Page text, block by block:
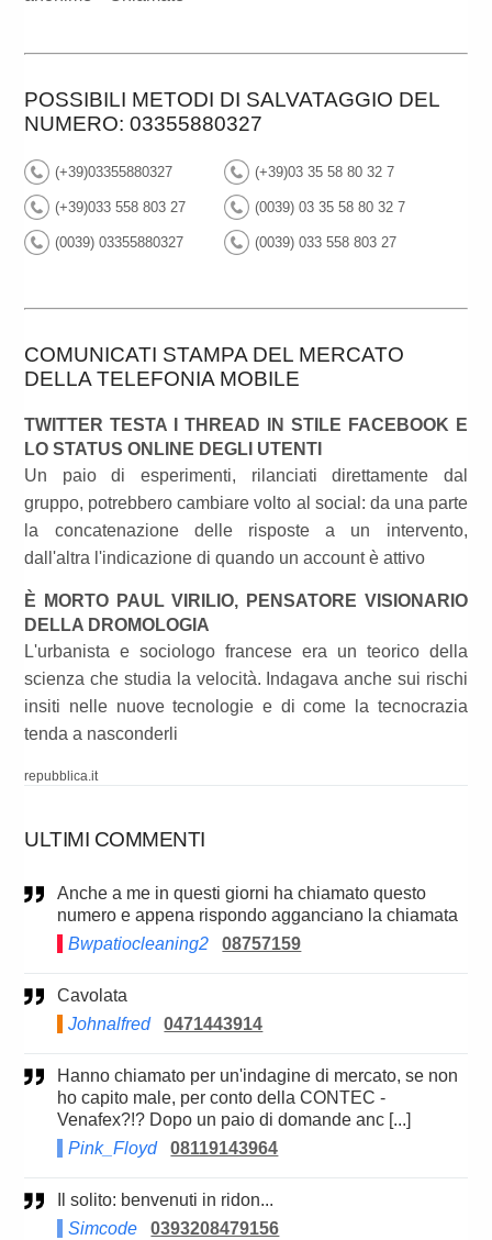
POSSIBILI METODI DI SALVATAGGIO DEL
NUMERO: 03355880327
(+39)03355880327 (+39)03 35 58 80 32 7
(+39)033 558 803 27 (0039) 03 35 58 80 32 7
(0039) 03355880327 (0039) 033 558 803 27
COMUNICATI STAMPA DEL MERCATO
DELLA TELEFONIA MOBILE
TWITTER TESTA I THREAD IN STILE FACEBOOK E
LO STATUS ONLINE DEGLI UTENTI
Un paio di esperimenti, rilanciati direttamente dal
gruppo, potrebbero cambiare volto al social: da una parte
la concatenazione delle risposte a un intervento,
dall'altra l'indicazione di quando un account è attivo
È MORTO PAUL VIRILIO, PENSATORE VISIONARIO
DELLA DROMOLOGIA
L'urbanista e sociologo francese era un teorico della
scienza che studia la velocità. Indagava anche sui rischi
insiti nelle nuove tecnologie e di come la tecnocrazia
tenda a nasconderli
repubblica.it
ULTIMI COMMENTI
Anche a me in questi giorni ha chiamato questo
numero e appena rispondo agganciano la chiamata
Bwpatiocleaning2
08757159
Cavolata
Johnalfred
0471443914
Hanno chiamato per un'indagine di mercato, se non
ho capito male, per conto della CONTEC -
Venafex?!? Dopo un paio di domande anc [...]
Pink_Floyd
08119143964
Il solito: benvenuti in ridon...
Simcode
0393208479156